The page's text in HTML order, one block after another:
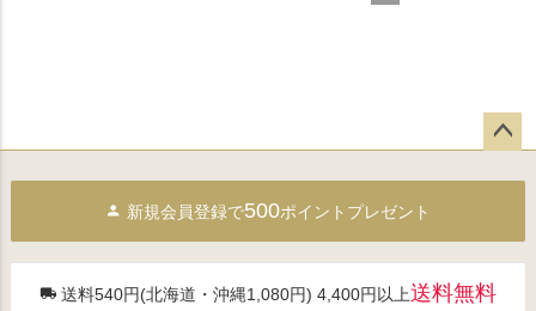
へ
新規会員登録で500ポイントプレゼント
送料540円(北海道・沖縄1,080円) 4,400円以上送料無料